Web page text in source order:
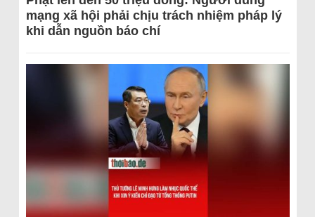
mạng xã hội phải chịu trách nhiệm pháp lý
khi dẫn nguồn báo chí